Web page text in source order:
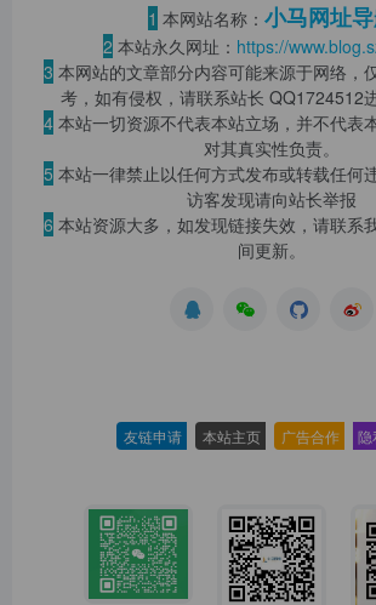
1 本网站名称： 小马网址
2 本站永久网址： https://
3 本网站的文章部分内容可能来源于网络，
考，如有侵权，请联系站长 QQ1724512
4 本站一切资源不代表本站立场，并不代表
对其真实性负责。
5 本站一律禁止以任何方式发布或转载任何
访客发现请向站长举报
6 本站资源大多，如发现链接失效，请联系
间更新。
友链申请 本站主页 广告合作 隐